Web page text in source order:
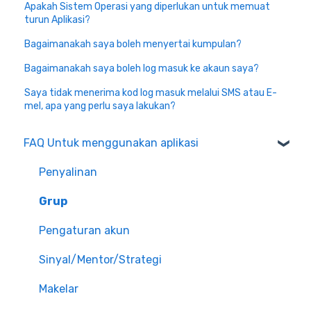
Apakah Sistem Operasi yang diperlukan untuk memuat
turun Aplikasi?
Bagaimanakah saya boleh menyertai kumpulan?
Bagaimanakah saya boleh log masuk ke akaun saya?
Saya tidak menerima kod log masuk melalui SMS atau E-
mel, apa yang perlu saya lakukan?
FAQ Untuk menggunakan aplikasi
Penyalinan
Grup
Pengaturan akun
Sinyal/Mentor/Strategi
Makelar